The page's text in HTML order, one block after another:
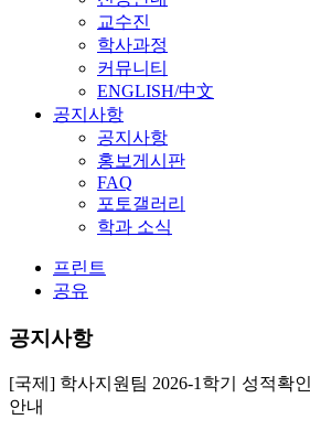
교수진
학사과정
커뮤니티
ENGLISH/中文
공지사항
공지사항
홍보게시판
FAQ
포토갤러리
학과 소식
프린트
공유
공지사항
[국제] 학사지원팀 2026-1학기 성적확
안내